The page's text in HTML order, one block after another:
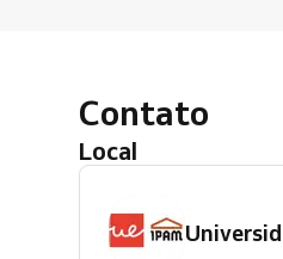
Contato
Local